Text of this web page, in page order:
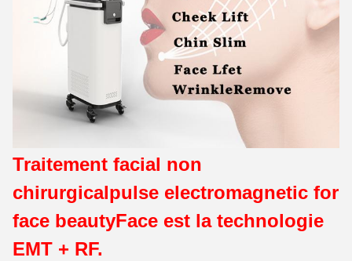
Traitement facial non
chirurgicalpulse electromagnetic for
face beautyFace est la technologie
EMT + RF.